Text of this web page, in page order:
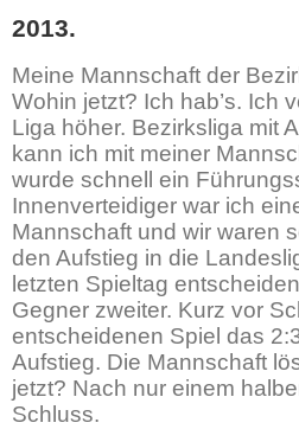
2013.
Meine Mannschaft der
Wohin jetzt? Ich hab’s. Ich
Liga höher. Bezirksliga mit
kann ich mit meiner
wurde schnell ein
Innenverteidiger war ich
Mannschaft und wir waren
den Aufstieg in die
letzten Spieltag
Gegner zweiter. Kurz vor
entscheidenen Spiel das
Aufstieg. Die Mannschaft
jetzt? Nach nur einem
Schluss.